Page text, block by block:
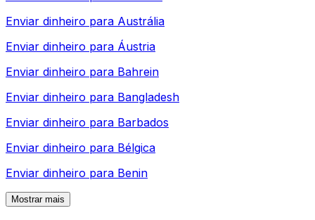
Enviar dinheiro para Austrália
Enviar dinheiro para Áustria
Enviar dinheiro para Bahrein
Enviar dinheiro para Bangladesh
Enviar dinheiro para Barbados
Enviar dinheiro para Bélgica
Enviar dinheiro para Benin
Mostrar mais